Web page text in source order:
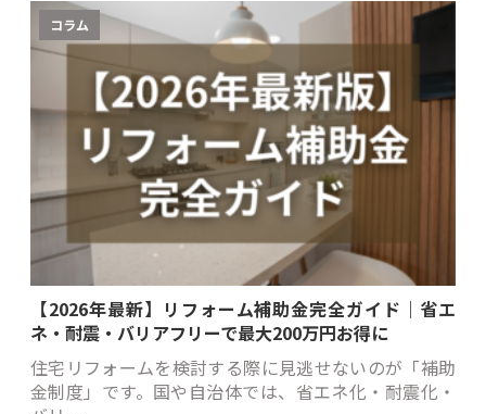
コラム
【2026年最新】リフォーム補助金完全ガイド｜省エ
ネ・耐震・バリアフリーで最大200万円お得に
住宅リフォームを検討する際に見逃せないのが「補助
金制度」です。国や自治体では、省エネ化・耐震化・